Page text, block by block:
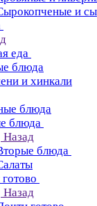
и
еда
блюда
и хинкали
блюда
блюда
Назад
блюда
Назад